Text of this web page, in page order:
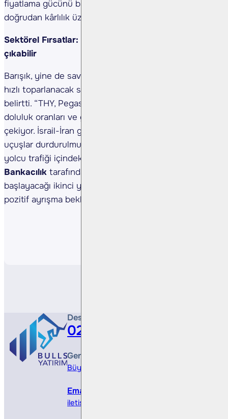
fiyatlama gücünü baskılayacak gibi görünüyor. Bu
doğrudan kârlılık üzerinde etkili olabilir” dedi.
Sektörel Fırsatlar: Havacılık ve Bankacılık öne
çıkabilir
Barışık, yine de savaş etkisinin azalması halinde en
hızlı toparlanacak sektörün
belirtti. “THY, Pegasus ve Tav gibi şirketlerin yüksek
doluluk oranları ve güçlü operasyonel verileri dikkat
çekiyor. İsrail-İran gerilimi nedeniyle bazı ülkelere
uçuşlar durdurulmuş olsa da, bu hatların toplam
yolcu trafiği içindeki payı düşük kalıyor” dedi.
Bankacılık tarafında ise faiz indirimlerinin
başlayacağı ikinci yarıda net faiz marjı avantajıyla
pozitif ayrışma bekleniyor.
Destek Hattı
0212 410 0500
Genel Müdürlük
Büyükdere Cad. No 173, 1. Levent Plaza, B
Email
iletisim@bullsyatirim.com